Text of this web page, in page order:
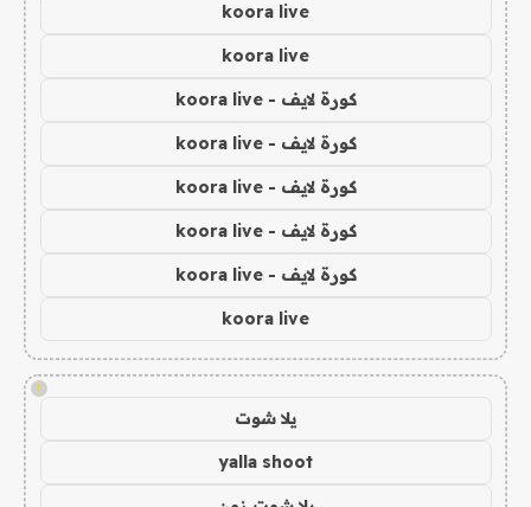
koora live
koora live
كورة لايف - koora live
كورة لايف - koora live
كورة لايف - koora live
كورة لايف - koora live
كورة لايف - koora live
koora live
!
يلا شوت
yalla shoot